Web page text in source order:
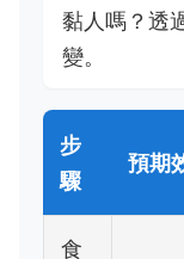
黏人嗎？透
變。
步
驟
預期
食